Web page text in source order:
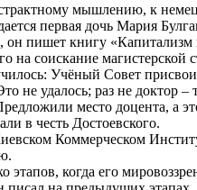
мышлению, к
первая дочь Мария
пишет книгу «Капитализм
на соискание магистерской
Учёный Совет
не удалось; раз не доктор –
место доцента, а
в честь Достоевского.
Коммерческом
когда его